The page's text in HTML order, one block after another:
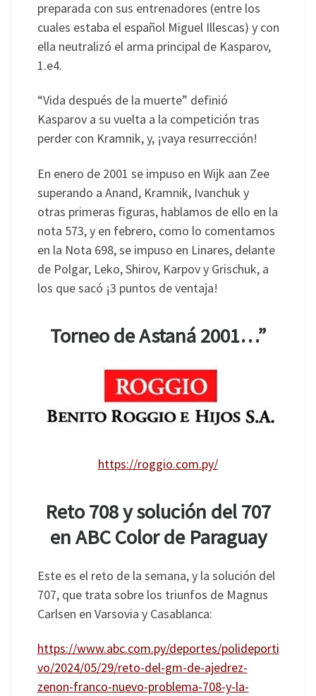
preparada con sus entrenadores (entre los
cuales estaba el español Miguel Illescas) y con
ella neutralizó el arma principal de Kasparov,
1.e4.
“Vida después de la muerte” definió
Kasparov a su vuelta a la competición tras
perder con Kramnik, y, ¡vaya resurrección!
En enero de 2001 se impuso en Wijk aan Zee
superando a Anand, Kramnik, Ivanchuk y
otras primeras figuras, hablamos de ello en la
nota 573, y en febrero, como lo comentamos
en la Nota 698, se impuso en Linares, delante
de Polgar, Leko, Shirov, Karpov y Grischuk, a
los que sacó ¡3 puntos de ventaja!
Torneo de Astaná 2001…”
https://roggio.com.py/
Reto 708 y solución del 707
en ABC Color de Paraguay
Este es el reto de la semana, y la solución del
707, que trata sobre los triunfos de Magnus
Carlsen en Varsovia y Casablanca:
https://www.abc.com.py/deportes/polideporti
vo/2024/05/29/reto-del-gm-de-ajedrez-
zenon-franco-nuevo-problema-708-y-la-